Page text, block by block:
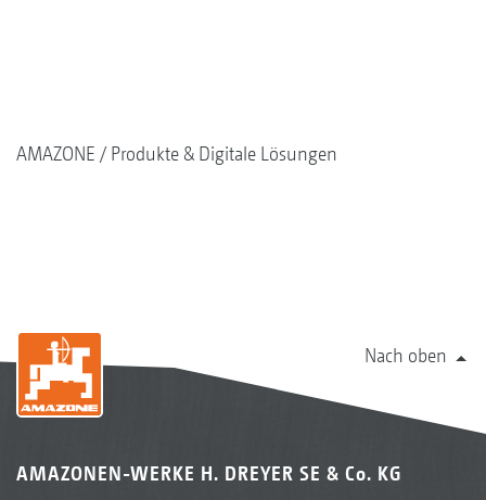
AMAZONE Produkte & Digitale Lösungen
Nach oben
AMAZONEN-WERKE H. DREYER SE & Co. KG